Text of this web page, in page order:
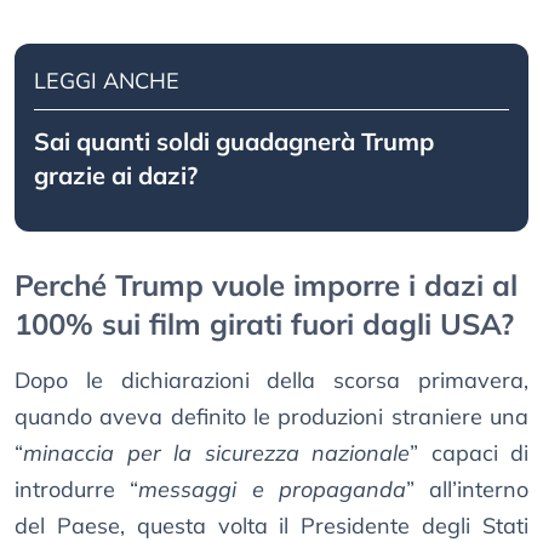
LEGGI ANCHE
Sai quanti soldi guadagnerà Trump
grazie ai dazi?
Perché Trump vuole imporre i dazi al
100% sui film girati fuori dagli USA?
Dopo le dichiarazioni della scorsa primavera,
quando aveva definito le produzioni straniere una
“minaccia per la sicurezza nazionale” capaci di
introdurre “messaggi e propaganda” all’interno
del Paese, questa volta il Presidente degli Stati